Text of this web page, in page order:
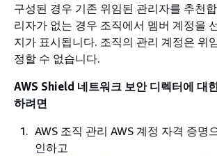
구성된 경우 기존 위임된 관리자를 추천
리자가 없는 경우 조직에서 멤버 계정을
지가 표시됩니다. 조직의 관리 계정은 위
정할 수 없습니다.
AWS Shield 네트워크 보안 디렉터에 대
하려면
AWS 조직 관리 AWS 계정 자격 증명
인하고